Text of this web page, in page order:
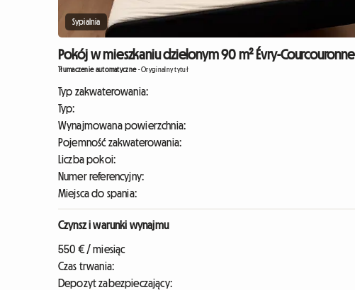
Sypialnia
Pokój w mieszkaniu dzielonym 90 m² Évry-
Tłumaczenie automatyczne-Oryginalny tytuł
Typ zakwaterowania:
Typ:
Wynajmowana powierzchnia:
Pojemność zakwaterowania:
Liczba pokoi:
Numer referencyjny:
Miejsca do spania:
Czynsz i warunki wynajmu
550 € / miesiąc
Czas trwania:
Depozyt zabezpieczający: